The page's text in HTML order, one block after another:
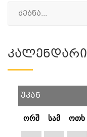
Კალენდარი
უკან
ორშ სამ ოთხ